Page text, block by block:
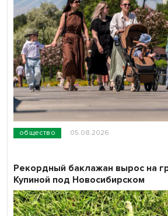
общество 05.08.2026
Рекордный баклажан вырос на
Купиной под Новосибирском